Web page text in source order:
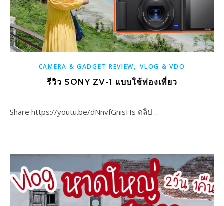
CAMERA & GADGET REVIEW,VLOG & VDO
รีวิว SONY ZV-1 แบบใช้ท่องเที่ยว
Share https://youtu.be/dNnvfGnisHs คลิป …